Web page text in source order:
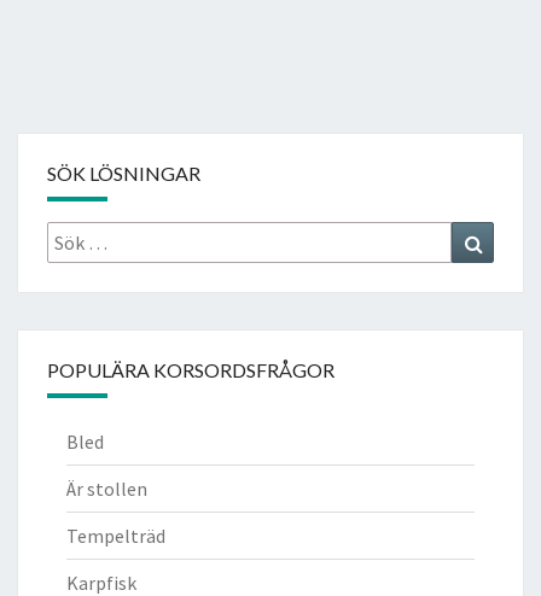
SÖK LÖSNINGAR
Sök
efter:
POPULÄRA KORSORDSFRÅGOR
Bled
Är stollen
Tempelträd
Karpfisk